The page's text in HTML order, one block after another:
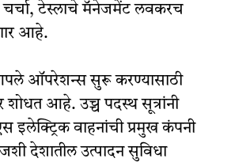
चर्चा, टेस्लाचे मॅनेजमेंट लवकरच
आहे.
ऑपरेशन्स सुरू करण्यासाठी
शोधत आहे. उच्च पदस्थ सूत्रांनी
इलेक्ट्रिक वाहनांची प्रमुख कंपनी
देशातील उत्पादन सुविधा